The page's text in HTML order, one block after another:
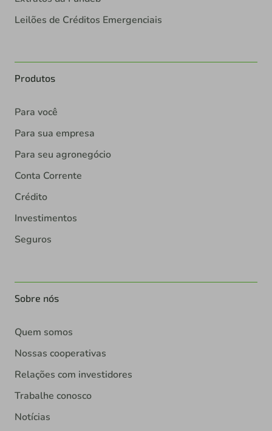
Leilões de Créditos Emergenciais
Produtos
Para você
Para sua empresa
Para seu agronegócio
Conta Corrente
Crédito
Investimentos
Seguros
Sobre nós
Quem somos
Nossas cooperativas
Relações com investidores
Trabalhe conosco
Notícias